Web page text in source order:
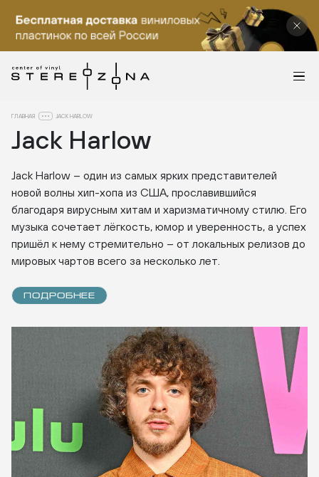
ГЛАВНАЯ JACK HARLOW
Jack Harlow
Jack Harlow – один из самых ярких представителей
новой волны хип-хопа из США, прославившийся
благодаря вирусным хитам и харизматичному стилю. Его
музыка сочетает лёгкость, юмор и уверенность, а успех
пришёл к нему стремительно – от локальных релизов до
мировых чартов всего за несколько лет.
ПОДРОБНЕЕ